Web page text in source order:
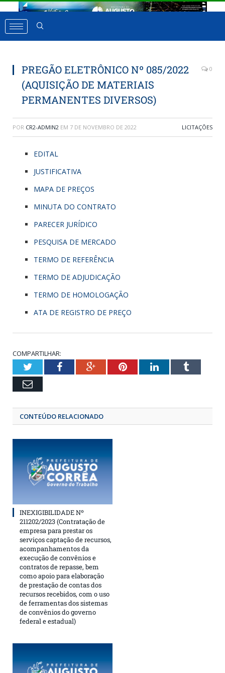
PREGÃO ELETRÔNICO Nº 085/2022
(AQUISIÇÃO DE MATERIAIS
PERMANENTES DIVERSOS)
0
POR CR2-ADMIN2 EM 7 DE NOVEMBRO DE 2022 LICITAÇÕES
EDITAL
JUSTIFICATIVA
MAPA DE PREÇOS
MINUTA DO CONTRATO
PARECER JURÍDICO
PESQUISA DE MERCADO
TERMO DE REFERÊNCIA
TERMO DE ADJUDICAÇÃO
TERMO DE HOMOLOGAÇÃO
ATA DE REGISTRO DE PREÇO
COMPARTILHAR:
TwitterFacebookGoogle+Pinterest
LinkedIn
Email
CONTEÚDO RELACIONADO
INEXIGIBILIDADE Nº
211202/2023 (Contratação de
empresa para prestar os
serviços captação de recursos,
acompanhamentos da
execução de convênios e
contratos de repasse, bem
como apoio para elaboração
de prestação de contas dos
recursos recebidos, com o uso
de ferramentas dos sistemas
de convênios do governo
federal e estadual)